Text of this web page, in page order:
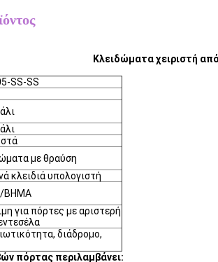
Κλειδώματα χειριστή
SS-SS
με θραύση
κλειδιά υπολογιστή
BHMA
για πόρτες με αριστερή
διάδρομο,
πόρτας περιλαμβάνει: